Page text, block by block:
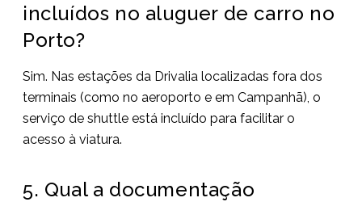
incluídos no aluguer de carro no
Porto?
Sim. Nas estações da Drivalia localizadas fora dos
terminais (como no aeroporto e em Campanhã), o
serviço de shuttle está incluído para facilitar o
acesso à viatura.
5. Qual a documentação